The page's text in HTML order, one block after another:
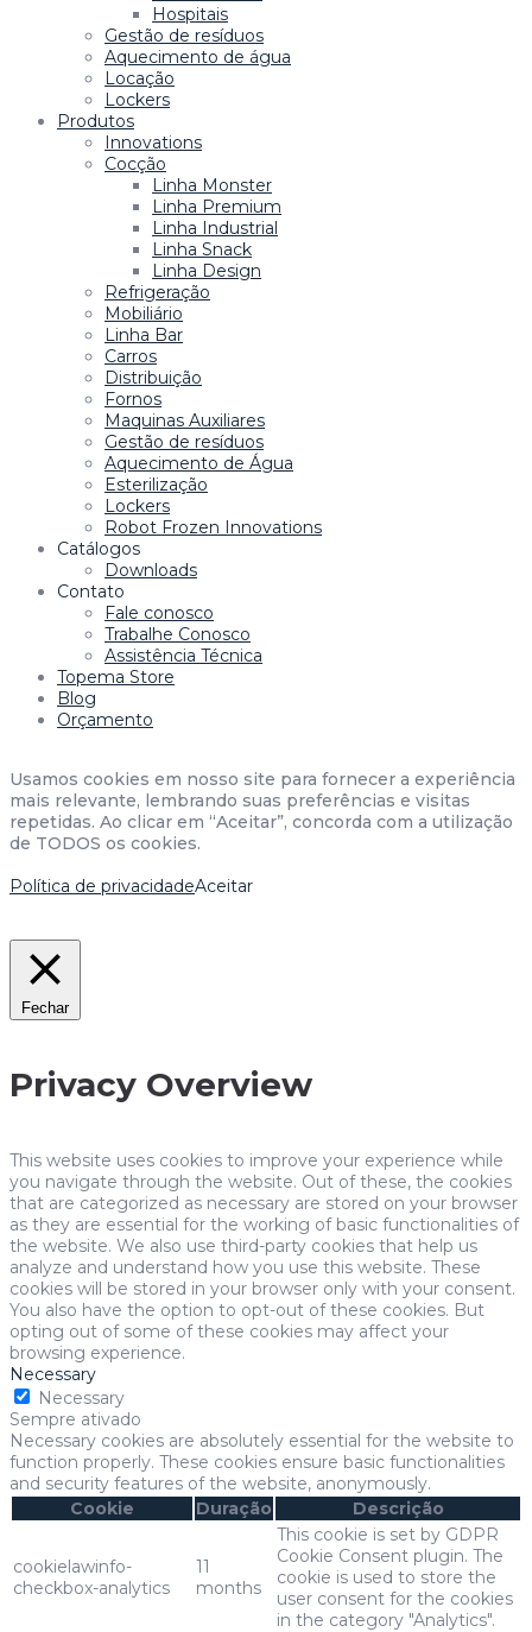
Hospitais
Gestão de resíduos
Aquecimento de água
Locação
Lockers
Produtos
Innovations
Cocção
Linha Monster
Linha Premium
Linha Industrial
Linha Snack
Linha Design
Refrigeração
Mobiliário
Linha Bar
Carros
Distribuição
Fornos
Maquinas Auxiliares
Gestão de resíduos
Aquecimento de Água
Esterilização
Lockers
Robot Frozen Innovations
Catálogos
Downloads
Contato
Fale conosco
Trabalhe Conosco
Assistência Técnica
Topema Store
Blog
Orçamento
Usamos cookies em nosso site para fornecer a experiência
mais relevante, lembrando suas preferências e visitas
repetidas. Ao clicar em “Aceitar”, concorda com a utilização
de TODOS os cookies.
Política de privacidadeAceitar
Fechar
Privacy Overview
This website uses cookies to improve your experience while
you navigate through the website. Out of these, the cookies
that are categorized as necessary are stored on your browser
as they are essential for the working of basic functionalities of
the website. We also use third-party cookies that help us
analyze and understand how you use this website. These
cookies will be stored in your browser only with your consent.
You also have the option to opt-out of these cookies. But
opting out of some of these cookies may affect your
browsing experience.
Necessary
Necessary
Sempre ativado
Necessary cookies are absolutely essential for the website to
function properly. These cookies ensure basic functionalities
and security features of the website, anonymously.
Cookie
Duração Descrição
cookielawinfo-
checkbox-analytics
11
months
This cookie is set by GDPR
Cookie Consent plugin. The
cookie is used to store the
user consent for the cookies
in the category "Analytics".